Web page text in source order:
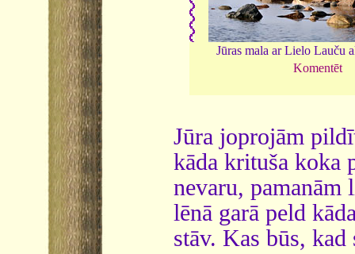
Jūras mala ar Lielo Lauču
Komentēt
Jūra joprojām
kāda krituša koka
nevaru, pamanām
lēnā garā peld
stāv. Kas būs, kad